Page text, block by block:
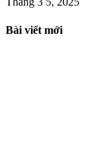
Bài viết mới